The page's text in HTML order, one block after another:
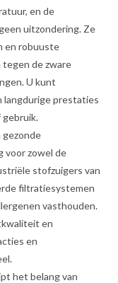
en de
uitzondering. Ze
en robuuste
de zware
U kunt
langdurige prestaties
gebruik.
gezonde
voor zowel de
stofzuigers van
filtratiesystemen
vasthouden.
en
en
het belang van